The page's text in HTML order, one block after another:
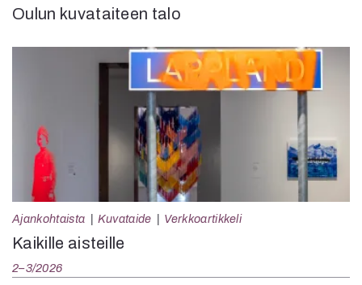
Oulun kuvataiteen talo
Ajankohtaista Kuvataide Verkkoartikkeli
Kaikille aisteille
2–3/2026